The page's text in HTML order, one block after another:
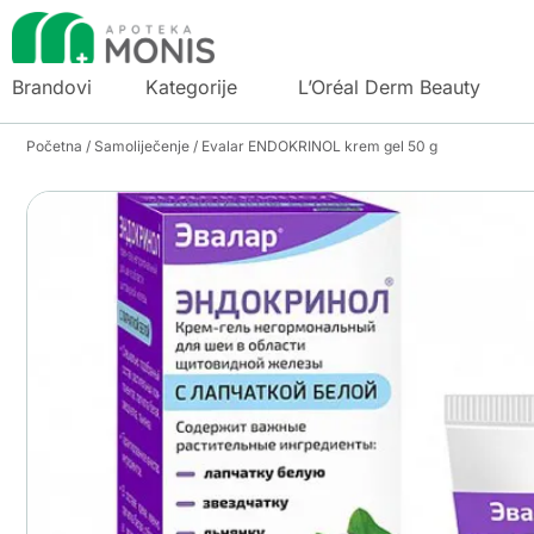
Brandovi Kategorije L’Oréal Derm Beauty
Početna / Samoliječenje / Evalar ENDOKRINOL krem gel 50 g